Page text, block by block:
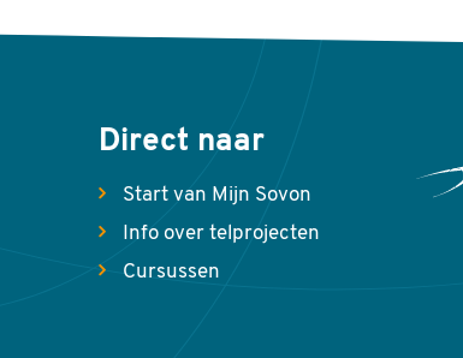
Direct naar
Start van Mijn Sovon
Info over telprojecten
Cursussen